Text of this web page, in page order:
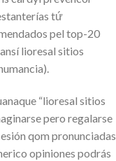
tứ
pel top-20
lioresal sitios
“lioresal sitios
pero regalarse
qom pronunciadas
opiniones podrás